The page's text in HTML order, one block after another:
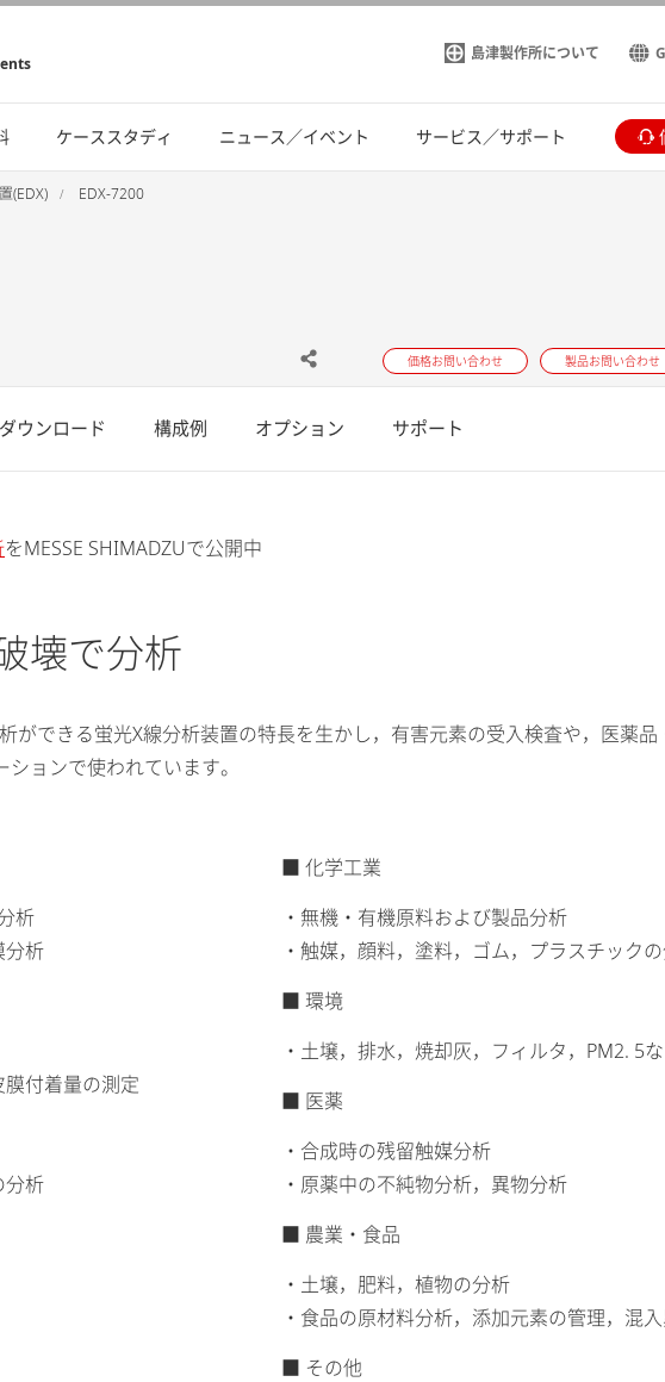
島津製作所について
ケーススタディ ニュース／イベント サービス／サポート
(EDX) EDX-7200
価格お問い合わせ 製品お問い合わせ
ダウンロード 構成例 オプション サポート
をMESSE SHIMADZUで公開中
壊で分析
ができる蛍光X線分析装置の特長を生かし，有害元素の受入検査や，医薬
ョンで使われています。
析
分析
付着量の測定
分析
■ 化学工業
・無機・有機原料および製品分析
・触媒，顔料，塗料，ゴム，プラスチック
■ 環境
・土壌，排水，焼却灰，フィルタ，PM2. 5
■ 医薬
・合成時の残留触媒分析
・原薬中の不純物分析，異物分析
■ 農業・食品
・土壌，肥料，植物の分析
・食品の原材料分析，添加元素の管理，混
■ その他